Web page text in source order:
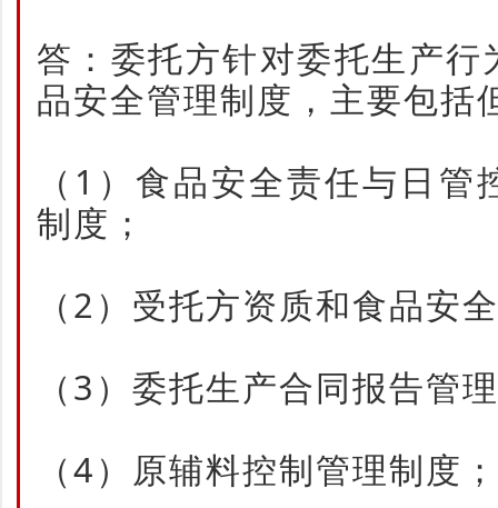
答：委托方针对委托生产
品安全管理制度，主要包括
（1）食品安全责任与日
制度；
（2）受托方资质和食品安
（3）委托生产合同报告管
（4）原辅料控制管理制度；